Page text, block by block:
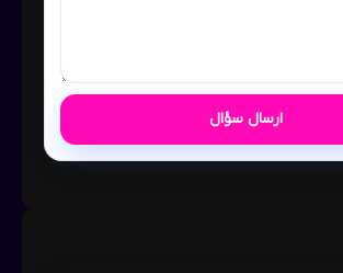
ارسال سؤال